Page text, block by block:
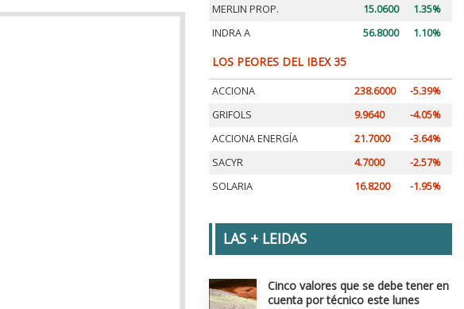
MERLIN PROP.
15.0600
1.35%
INDRA A
56.8000 1.10%
LOS PEORES DEL IBEX 35
ACCIONA 238.6000
-5.39%
GRIFOLS
9.9640
-4.05%
ACCIONA ENERGÍA
21.7000
-3.64%
SACYR
4.7000
-2.57%
SOLARIA
16.8200 -1.95%
LAS + LEIDAS
Cinco valores que se debe tener en
cuenta por técnico este lunes